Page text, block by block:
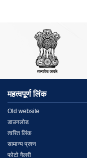
Miscellaneous
महत्वपूर्ण लिंक
Menu
Link
1
Old website
डाउनलोड
त्वरित लिंक
सामान्य प्रश्न
फोटो गैलरी